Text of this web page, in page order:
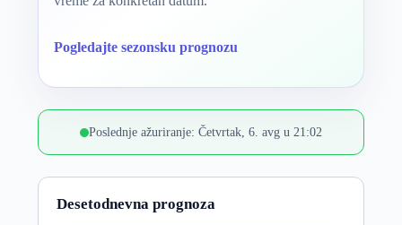
Pogledajte sezonsku prognozu
Poslednje ažuriranje: Četvrtak, 6. avg u 21:02
Desetodnevna prognoza